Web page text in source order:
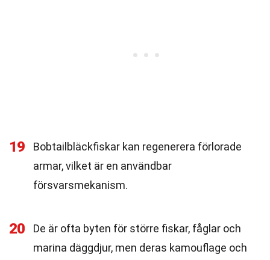
19
Bobtailbläckfiskar kan regenerera förlorade
armar, vilket är en användbar
försvarsmekanism.
20
De är ofta byten för större fiskar, fåglar och
marina däggdjur, men deras kamouflage och